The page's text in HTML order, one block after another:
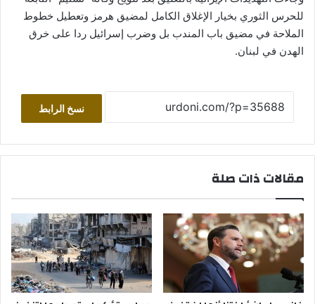
للحرس الثوري بخيار الإغلاق الكامل لمضيق هرمز وتعطيل خطوط
الملاحة في مضيق باب المندب بل وضرب إسرائيل ردا على خرق
الهدن في لبنان.
نسخ الرابط
مقالات ذات صلة